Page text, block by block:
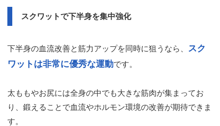
スクワットで下半身を集中強化
下半身の血流改善と筋力アップを同時に狙うなら、
スク
ワットは非常に優秀な運動です。
太ももやお尻には全身の中でも大きな筋肉が集まってお
り、鍛えることで血流やホルモン環境の改善が期待できま
す。